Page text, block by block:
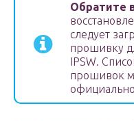
Обратите
следует
прошивку
IPSW.
прошивок